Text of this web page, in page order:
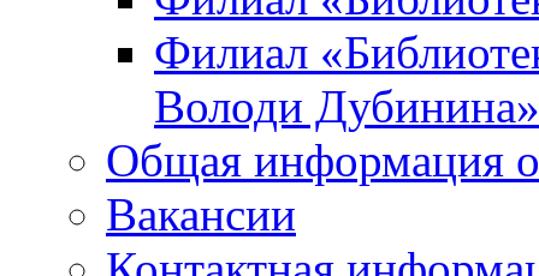
Филиал
Володи Дубинина»
Общая информация
Вакансии